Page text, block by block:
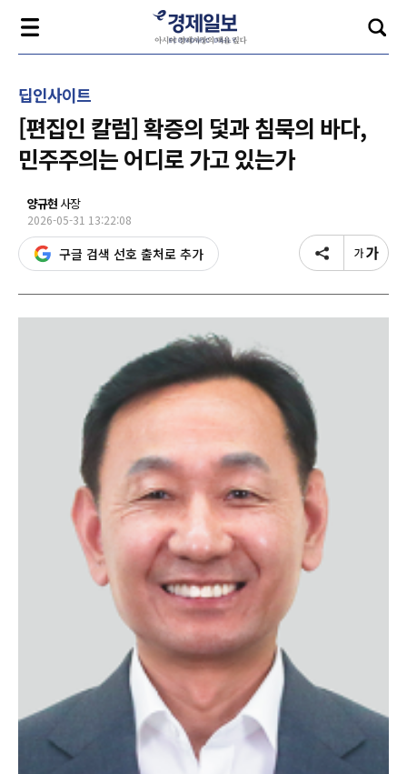
딥인사이트
[편집인 칼럼] 확증의 덫과 침묵의 바다,
민주주의는 어디로 가고 있는가
양규현 사장
2026-05-31 13:22:08
구글 검색 선호 출처로 추가